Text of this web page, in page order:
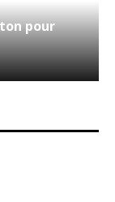
pour